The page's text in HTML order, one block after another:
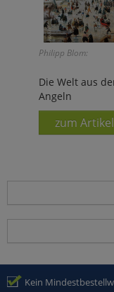
Philipp Blom:
Die Welt aus
Angeln
zum Artikel
Kein